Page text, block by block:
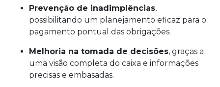
Prevenção de inadimplências,
possibilitando um planejamento eficaz para o
pagamento pontual das obrigações.
Melhoria na tomada de decisões, graças a
uma visão completa do caixa e informações
precisas e embasadas.